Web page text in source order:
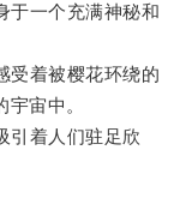
一个充满神秘和
着被樱花环绕的
宙中。
着人们驻足欣